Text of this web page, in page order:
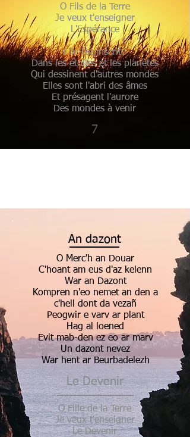
O Fils de la Terre
Je veux t'enseigner
L'Espérance
Elle est inscrite
Dans les étoiles et les planètes
Qui dessinent d'autres mondes
Elles sont l'abri des âmes
Et présagent l'aurore
Des mondes à venir
7
An dazont
O Merc'h an Douar
C'hoant am eus d'az kelenn
War an Dazont
Kompren n'eo nemet an den a
c'hell dont da vezañ
Peogwir e varv ar plant
Hag al loened
Evit mab-den ez eo ar marv
Un dazont nevez
War hent ar Beurbadelezh
Le Devenir
O Fille de la Terre
Je veux t'enseigner
Le Devenir